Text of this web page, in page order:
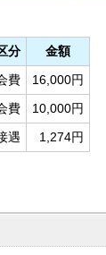
分
金額
費
16,000円
費
10,000円
遇 1,274円